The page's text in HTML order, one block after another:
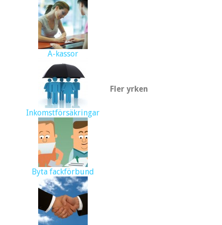
A-kassor
Inkomstförsäkringar
Byta fackförbund
Fler yrken